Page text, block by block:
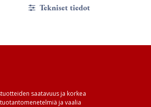
Tekniset tiedot
saatavuus ja korkea
ja vaalia